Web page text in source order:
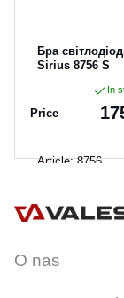
Бра
Sirius 8756 S
In
Price
Article:8756
O nas